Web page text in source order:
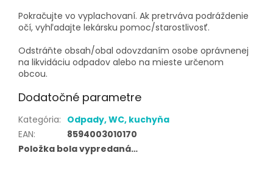
Pokračujte vo vyplachovaní. Ak pretrváva podráždenie
očí, vyhľadajte lekársku pomoc/starostlivosť.
Odstráňte obsah/obal odovzdaním osobe oprávnenej
na likvidáciu odpadov alebo na mieste určenom
obcou.
Dodatočné parametre
Kategória: Odpady, WC, kuchyňa
EAN:
8594003010170
Položka bola vypredaná…